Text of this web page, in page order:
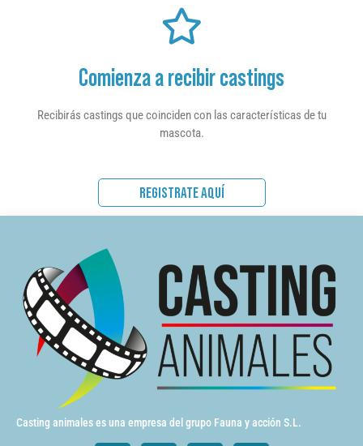
Comienza a recibir castings
Recibirás castings que coinciden con las características de tu
mascota.
REGISTRATE AQUÍ
Casting animales es una empresa del grupo Fauna y acción S.L.